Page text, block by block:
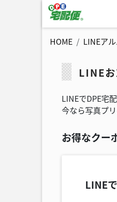
DPE宅
HOME LINEア
LINE
LINEでDPE宅
今なら写真プ
お得なクー
LINE